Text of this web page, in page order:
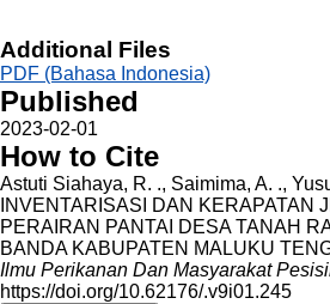
Additional Files
PDF (Bahasa Indonesia)
Published
2023-02-01
How to Cite
Astuti Siahaya, R. ., Saimima, A. .,
INVENTARISASI DAN KERAPATAN
PERAIRAN PANTAI DESA TANAH
BANDA KABUPATEN MALUKU
Ilmu Perikanan Dan Masyarakat
https://doi.org/10.62176/.v9i01.245